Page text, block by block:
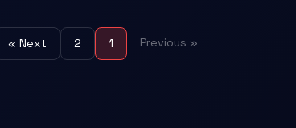
« Previous
1
2
Next »